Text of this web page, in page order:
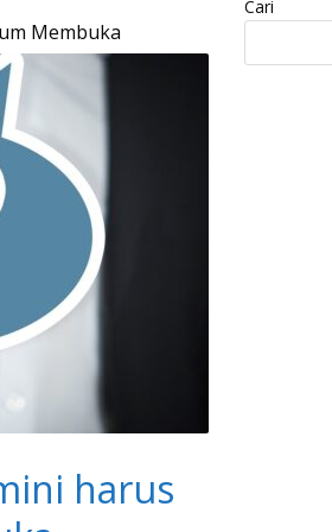
Membuka
harus
Cari